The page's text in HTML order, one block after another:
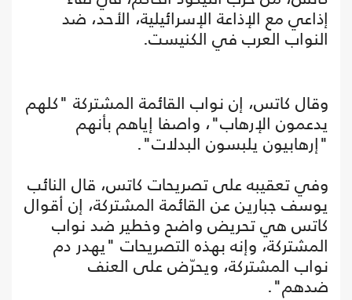
إذاعي مع الإذاعة الإسرائيلية، الأحد، ضد
النواب العرب في الكنيست.
وقال كاتس، إن نواب القائمة المشتركة "كلهم
يدعمون الإرهاب"، واصفا إياهم بأنهم
"إرهابيون يلبسون البدلات".
وفي تعقيبه على تصريحات كاتس، قال النائب
يوسف جبارين عن القائمة المشتركة، إن أقوال
كاتس هي تحريض واضح وخطير ضد نواب
المشتركة، وإنه بهذه التصريحات "يهدر دم
نواب المشتركة، ويحرّض على العنف
ضدهم".